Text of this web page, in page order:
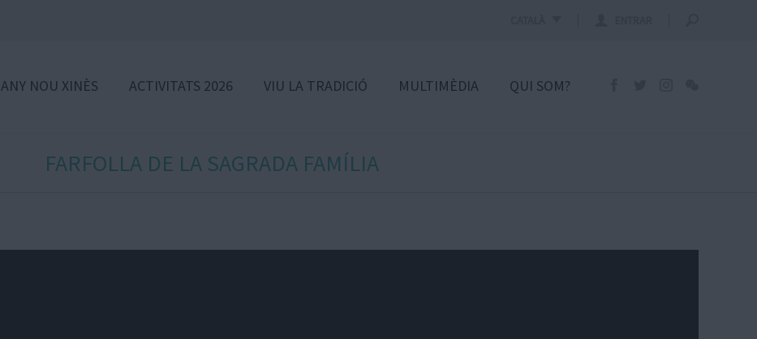
ANY NOU XINÈS ACTIVITATS 2026 VIU LA TRADICIÓ MULTIMÈDIA QUI SOM?
FARFOLLA DE LA SAGRADA FAMÍLIA